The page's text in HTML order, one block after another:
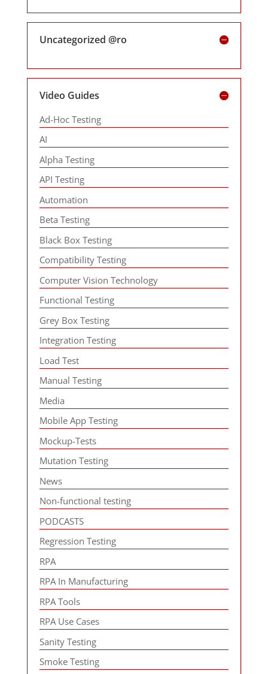
Uncategorized @ro
Video Guides
Ad-Hoc Testing
AI
Alpha Testing
API Testing
Automation
Beta Testing
Black Box Testing
Compatibility Testing
Computer Vision Technology
Functional Testing
Grey Box Testing
Integration Testing
Load Test
Manual Testing
Media
Mobile App Testing
Mockup-Tests
Mutation Testing
News
Non-functional testing
PODCASTS
Regression Testing
RPA
RPA In Manufacturing
RPA Tools
RPA Use Cases
Sanity Testing
Smoke Testing